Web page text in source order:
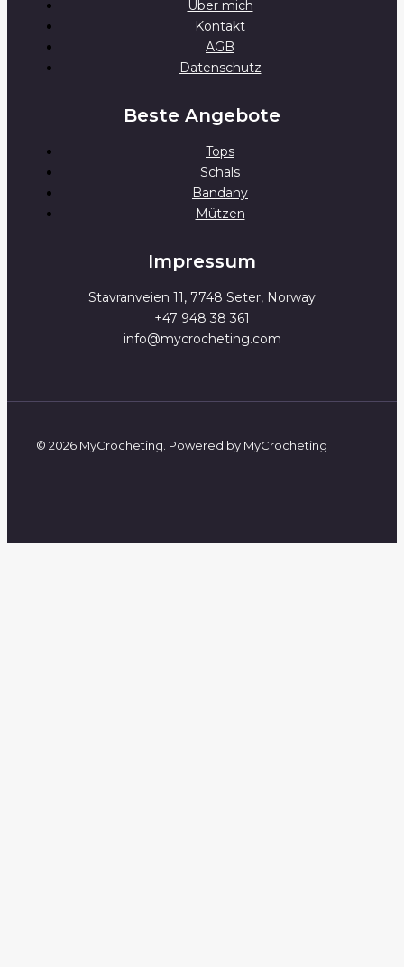
Über mich
Kontakt
AGB
Datenschutz
Beste Angebote
Tops
Schals
Bandany
Mützen
Impressum
Stavranveien 11, 7748 Seter, Norway
+47 948 38 361
info@mycrocheting.com
© 2026 MyCrocheting. Powered by MyCrocheting